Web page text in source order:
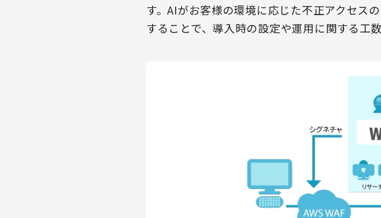
す。AIがお客様の環境に応じた不正アクセス
することで、導入時の設定や運用に関する工